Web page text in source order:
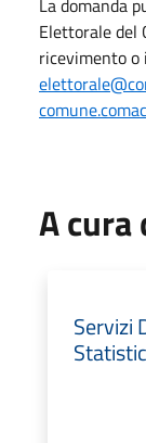
Elettorale del
ricevimento
A cura
Servizi